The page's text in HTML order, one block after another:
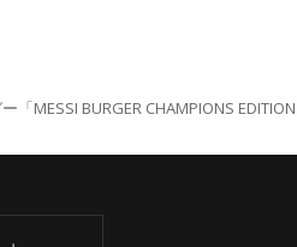
BURGER CHAMPIONS EDITION